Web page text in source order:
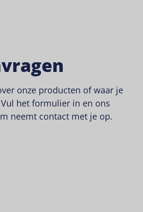
onze producten of waar je
het formulier in en ons
neemt contact met je op.